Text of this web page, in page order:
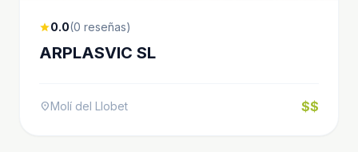
star0.0(0 reseñas)
ARPLASVIC SL
location_onMolí del Llobet $$